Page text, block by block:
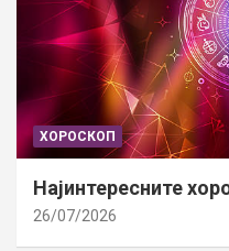
ХОРОСКОП
Најинтересните
26/07/2026